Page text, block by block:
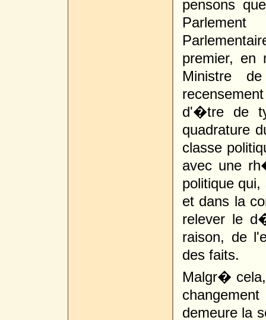
pensons
premier,
Ministre
d'�tre de
quadrature
classe
avec une
politique
et dans la
relever le
raison, de
des faits.
Malgr�
demeure la